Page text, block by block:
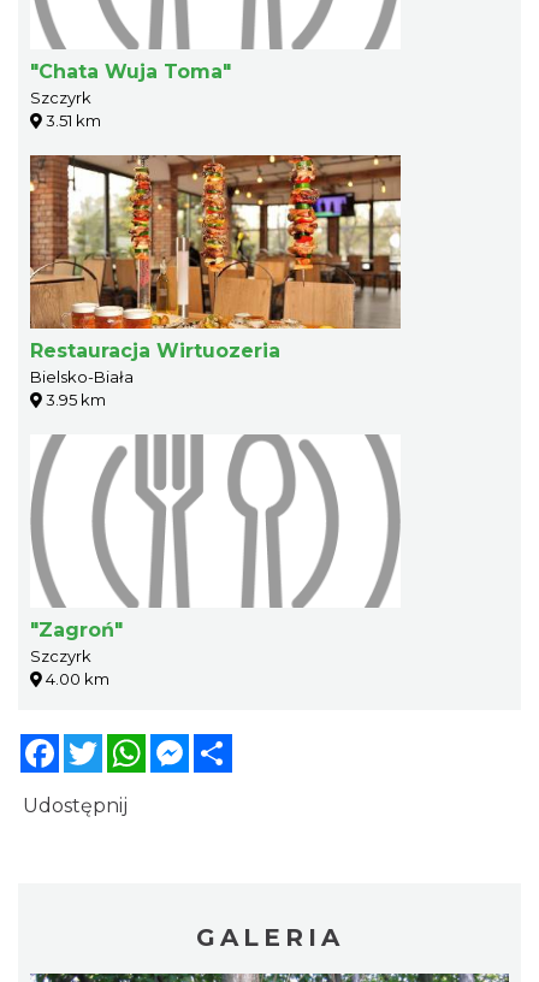
"Chata Wuja Toma"
Szczyrk
3.51 km
Restauracja Wirtuozeria
Bielsko-Biała
3.95 km
"Zagroń"
Szczyrk
4.00 km
FacebookTwitterWhatsAppMessenger
Udostępnij
GALERIA